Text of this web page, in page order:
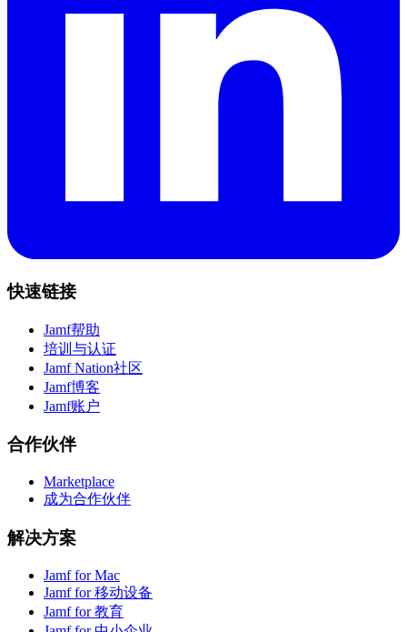
快速链接
Jamf帮助
培训与认证
Jamf Nation社区
Jamf博客
Jamf账户
合作伙伴
Marketplace
成为合作伙伴
解决方案
Jamf for Mac
Jamf for 移动设备
Jamf for 教育